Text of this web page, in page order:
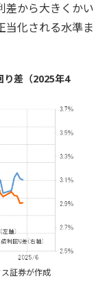
差から大きくかい
当化される水準ま
り差（2025年4
証券が作成